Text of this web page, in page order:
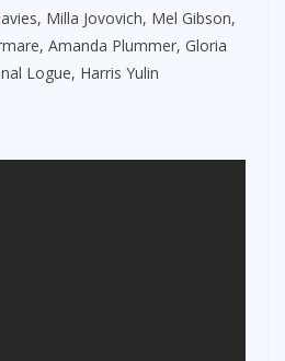
Milla Jovovich, Mel Gibson,
Amanda Plummer, Gloria
Logue, Harris Yulin